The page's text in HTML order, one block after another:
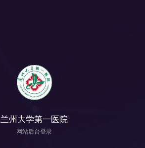
兰州大学第一医院
网站后台登录